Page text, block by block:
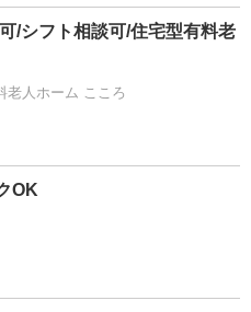
/シフト相談可/住宅型有料老
老人ホーム こころ
OK